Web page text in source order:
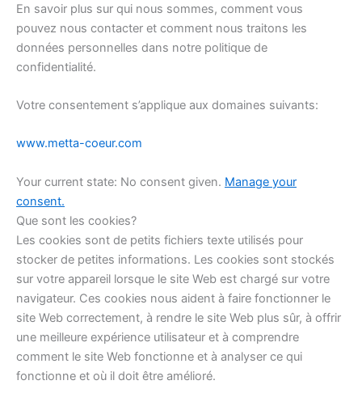
En savoir plus sur qui nous sommes, comment vous
pouvez nous contacter et comment nous traitons les
données personnelles dans notre politique de
confidentialité.
Votre consentement s’applique aux domaines suivants:
www.metta-coeur.com
Your current state: No consent given. Manage your
consent.
Que sont les cookies?
Les cookies sont de petits fichiers texte utilisés pour
stocker de petites informations. Les cookies sont stockés
sur votre appareil lorsque le site Web est chargé sur votre
navigateur. Ces cookies nous aident à faire fonctionner le
site Web correctement, à rendre le site Web plus sûr, à offrir
une meilleure expérience utilisateur et à comprendre
comment le site Web fonctionne et à analyser ce qui
fonctionne et où il doit être amélioré.